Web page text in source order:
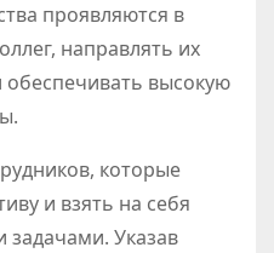
проявляются в
направлять их
обеспечивать высокую
которые
и взять на себя
задачами. Указав